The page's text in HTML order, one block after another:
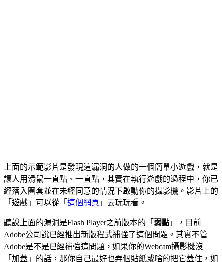
上面的示範影片是發現這漏洞的人做的一個簡單小遊戲，就是
讓人用滑鼠一直點、一直點，其實在執行遊戲的過程中，你已
經落入圈套並在未經同意的情況下啟動你的攝影機。影片上的
「遊戲」可以從「 這個網頁 」去玩玩看。
聽說上面的漏洞是Flash Player之前版本的「 弱點 」，目前
Adobe公司說已經推出新版程式補強了這個問題。其實不管
Adobe是不是已經補強這問題，如果你的Webcam攝影機沒
「加蓋」的話，那你自己最好也弄個貼紙或啥的把它蓋住，如